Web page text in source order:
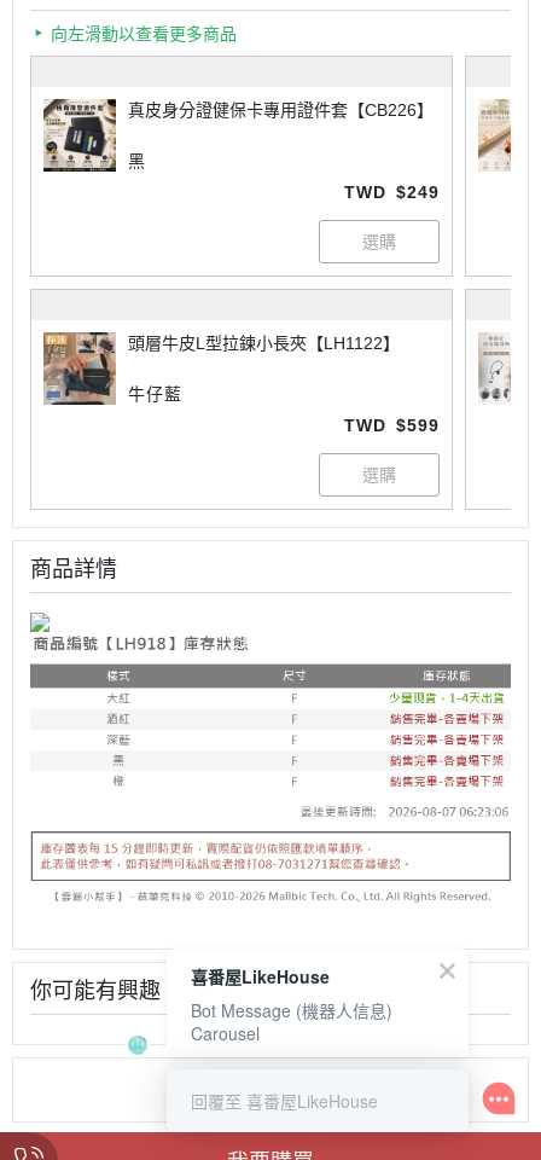
向左滑動以查看更多商品
真皮身分證健保卡專用證件套【CB226】
黑
TWD $249
頭層牛皮L型拉鍊小長夾【LH1122】
牛仔藍
TWD $599
商品詳情
你可能有興趣
喜番屋LikeHouse
Bot Message (機器人信息)
Carousel
回覆至 喜番屋LikeHouse